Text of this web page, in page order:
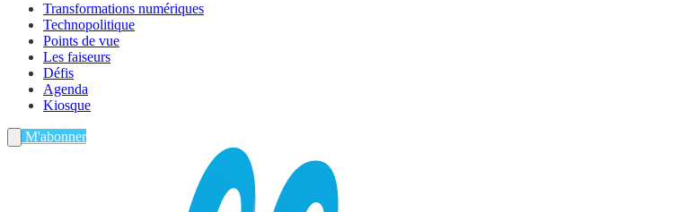
Transformations numériques
Technopolitique
Points de vue
Les faiseurs
Défis
Agenda
Kiosque
M'abonner